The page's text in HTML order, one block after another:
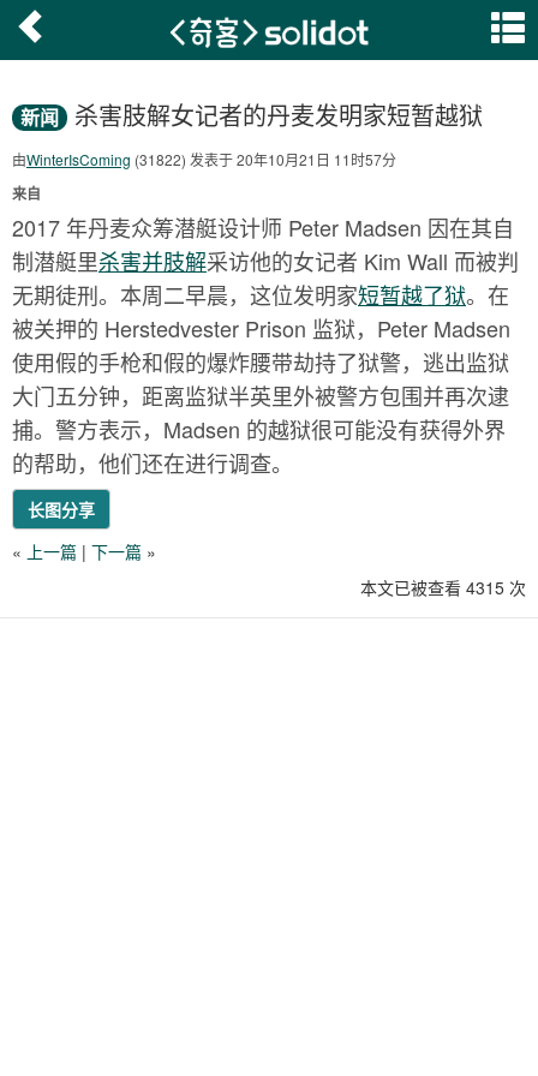
新闻 杀害肢解女记者的丹麦发明家短暂越狱
由WinterIsComing (31822) 发表于 20年10月21日 11时57分
来自
2017 年丹麦众筹潜艇设计师 Peter Madsen 因在其自
制潜艇里杀害并肢解采访他的女记者 Kim Wall 而被判
无期徒刑。本周二早晨，这位发明家短暂越了狱。在
被关押的 Herstedvester Prison 监狱，Peter Madsen
使用假的手枪和假的爆炸腰带劫持了狱警，逃出监狱
大门五分钟，距离监狱半英里外被警方包围并再次逮
捕。警方表示，Madsen 的越狱很可能没有获得外界
的帮助，他们还在进行调查。
长图分享
« 上一篇 | 下一篇 »
本文已被查看 4315 次